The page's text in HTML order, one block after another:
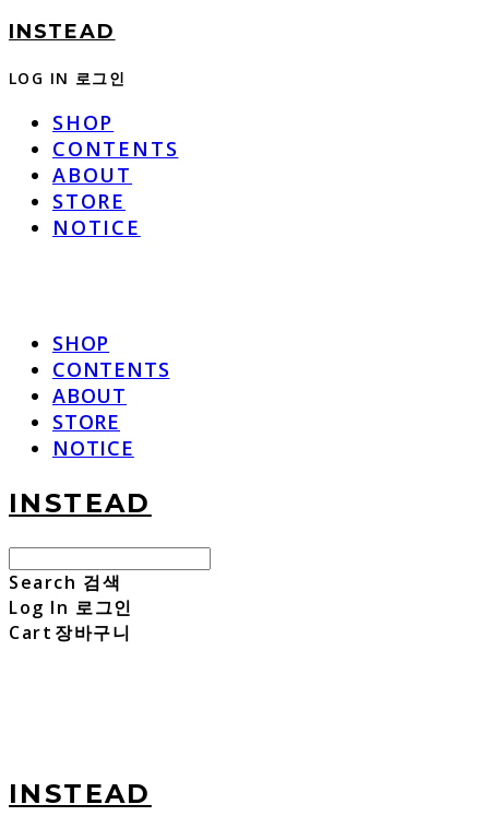
INSTEAD
LOG IN 로그인
SHOP
CONTENTS
ABOUT
STORE
NOTICE
SHOP
CONTENTS
ABOUT
STORE
NOTICE
INSTEAD
Search 검색
Log In 로그인
Cart 장바구니
INSTEAD